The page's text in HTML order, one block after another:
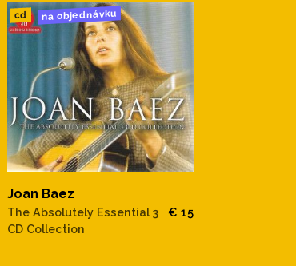
cd na objednávku
Joan Baez
The Absolutely Essential 3
CD Collection
€ 15